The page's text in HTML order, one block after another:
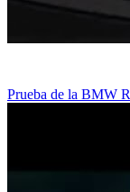
Prueba de la BMW